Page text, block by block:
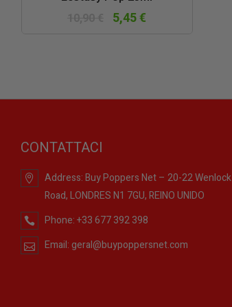
5,45 €
CONTATTACI
Address:Buy Poppers Net – 20-22 Wenlock
Road, LONDRES N1 7GU, REINO UNIDO
Phone:+33 677 392 398
Email: geral@buypoppersnet.com